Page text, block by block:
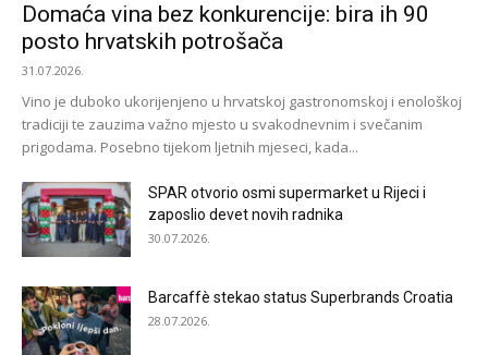
Domaća vina bez konkurencije: bira ih 90
posto hrvatskih potrošača
31.07.2026.
Vino je duboko ukorijenjeno u hrvatskoj gastronomskoj i enološkoj
tradiciji te zauzima važno mjesto u svakodnevnim i svečanim
prigodama. Posebno tijekom ljetnih mjeseci, kada...
SPAR otvorio osmi supermarket u Rijeci i
zaposlio devet novih radnika
30.07.2026.
Barcaffè stekao status Superbrands Croatia
28.07.2026.